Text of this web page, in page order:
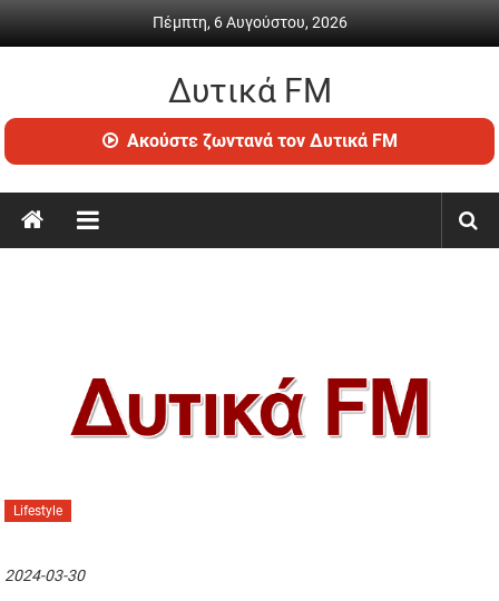
Πέμπτη, 6 Αυγούστου, 2026
Δυτικά FM
Ραδιόφωνο
•
ενημέρωση
Ακούστε ζωντανά τον Δυτικά FM
Lifestyle
2024-03-30